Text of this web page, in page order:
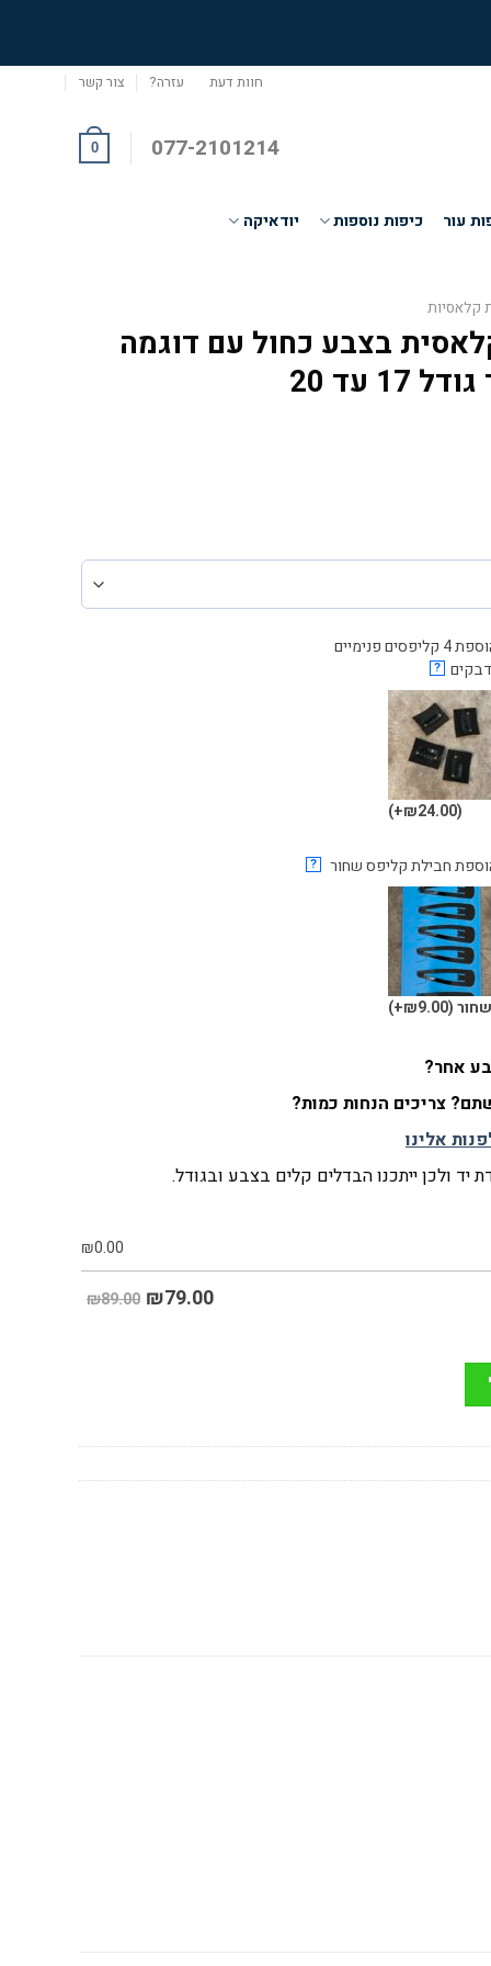
חוות דעת עזרה? צור קשר
077-2101214
0
עור כיפות נוספות יודאיקה
קלאסיות
בצבע כחול עם דוגמה
עד 20
הוספת 4 קליפסים פנימיים
?
(₪24.00+)
חבילת קליפס שחור ?
שחור(₪9.00+)
אחר?
צריכים הנחות כמות?
אלינו
יד ולכן ייתכנו הבדלים קלים בצבע ובגודל.
₪0.00
₪89.00 ₪79.00
כחול עם דוגמה מסביב בגווני אפור גודל 17 עד 20